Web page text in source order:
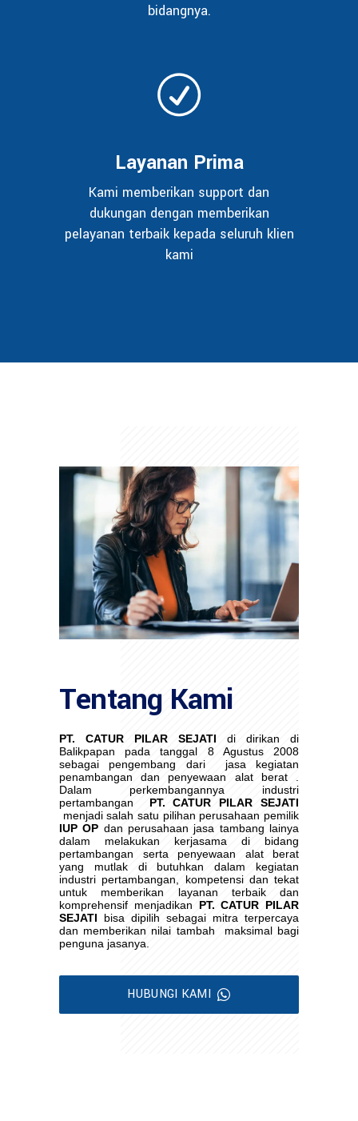
bidangnya.
Layanan Prima
Kami memberikan support dan
dukungan dengan memberikan
pelayanan terbaik kepada seluruh klien
kami
Tentang Kami
PT. CATUR PILAR SEJATI di dirikan di
Balikpapan pada tanggal 8 Agustus 2008
sebagai pengembang dari
jasa kegiatan
penambangan dan penyewaan alat berat .
Dalam perkembangannya industri
pertambangan
PT. CATUR PILAR SEJATI
menjadi salah satu pilihan perusahaan pemilik
IUP OP dan perusahaan jasa tambang lainya
dalam melakukan kerjasama di bidang
pertambangan serta penyewaan alat berat
yang mutlak di butuhkan dalam kegiatan
industri pertambangan, kompetensi dan tekat
untuk memberikan layanan terbaik dan
komprehensif menjadikan PT. CATUR PILAR
SEJATI bisa dipilih sebagai mitra terpercaya
dan memberikan nilai tambah
maksimal bagi
penguna jasanya.
HUBUNGI KAMI